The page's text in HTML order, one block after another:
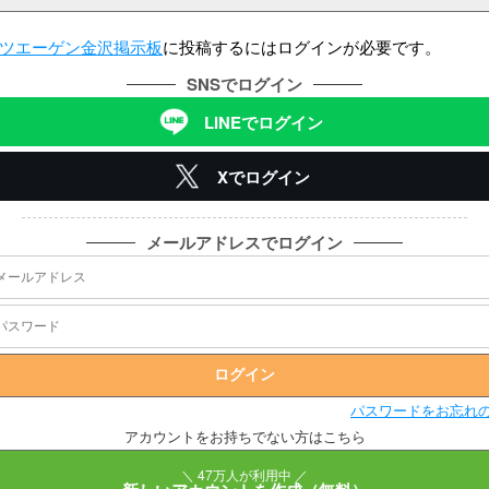
エーゲン金沢掲示板に投稿するにはログインが必要です。
SNSでログイン
LINEでログイン
Xでログイン
メールアドレスでログイン
パスワードをお忘れ
アカウントをお持ちでない方はこちら
＼ 47万人が利用中 ／